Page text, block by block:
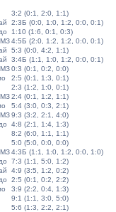
3:2 (0:1, 2:0, 1:1)
2:3Б (0:0, 1:0, 1:2, 0:0, 0:1)
1:10 (1:6, 0:1, 0:3)
4:5Б (2:0, 1:2, 1:2, 0:0, 0:1)
5:3 (0:0, 4:2, 1:1)
3:4Б (1:1, 1:0, 1:2, 0:0, 0:1)
0:3 (0:1, 0:2, 0:0)
2:5 (0:1, 1:3, 0:1)
2:3 (1:2, 1:0, 0:1)
2:4 (0:1, 1:2, 1:1)
5:4 (3:0, 0:3, 2:1)
9:3 (3:2, 2:1, 4:0)
4:8 (2:1, 1:4, 1:3)
8:2 (6:0, 1:1, 1:1)
5:0 (5:0, 0:0, 0:0)
4:3Б (1:1, 1:0, 1:2, 0:0, 1:0)
7:3 (1:1, 5:0, 1:2)
4:9 (3:5, 1:2, 0:2)
2:5 (0:1, 0:2, 2:2)
3:9 (2:2, 0:4, 1:3)
9:1 (1:1, 3:0, 5:0)
5:6 (1:3, 2:2, 2:1)